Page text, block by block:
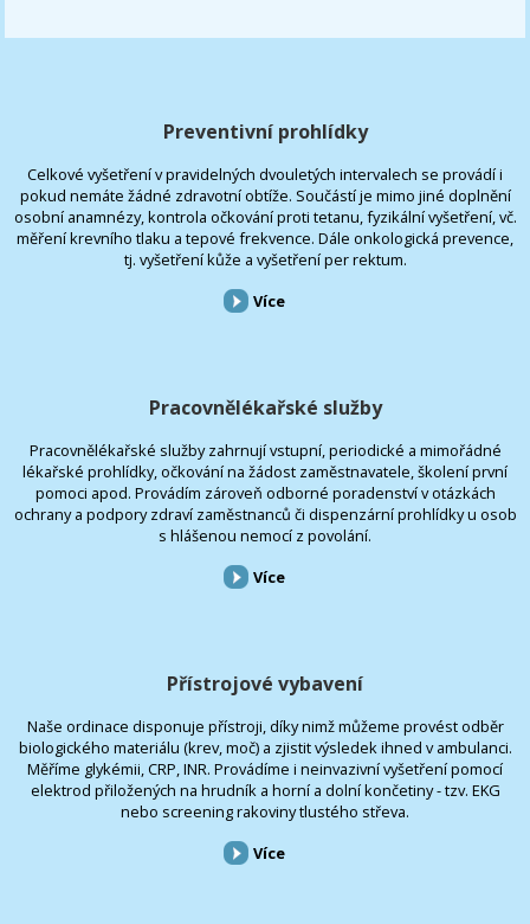
Preventivní prohlídky
Celkové vyšetření v pravidelných dvouletých intervalech se provádí i
pokud nemáte žádné zdravotní obtíže. Součástí je mimo jiné doplnění
osobní anamnézy, kontrola očkování proti tetanu, fyzikální vyšetření, vč.
měření krevního tlaku a tepové frekvence. Dále onkologická prevence,
tj. vyšetření kůže a vyšetření per rektum.
Více
Pracovnělékařské služby
Pracovnělékařské služby zahrnují vstupní, periodické a mimořádné
lékařské prohlídky, očkování na žádost zaměstnavatele, školení první
pomoci apod. Provádím zároveň odborné poradenství v otázkách
ochrany a podpory zdraví zaměstnanců či dispenzární prohlídky u osob
s hlášenou nemocí z povolání.
Více
Přístrojové vybavení
Naše ordinace disponuje přístroji, díky nimž můžeme provést odběr
biologického materiálu (krev, moč) a zjistit výsledek ihned v ambulanci.
Měříme glykémii, CRP, INR. Provádíme i neinvazivní vyšetření pomocí
elektrod přiložených na hrudník a horní a dolní končetiny - tzv. EKG
nebo screening rakoviny tlustého střeva.
Více